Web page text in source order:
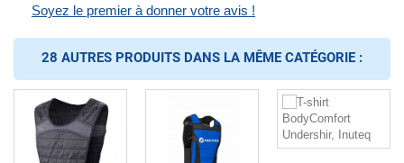
Soyez le premier à donner votre avis !
28 AUTRES PRODUITS DANS LA MÊME CATÉGORIE :